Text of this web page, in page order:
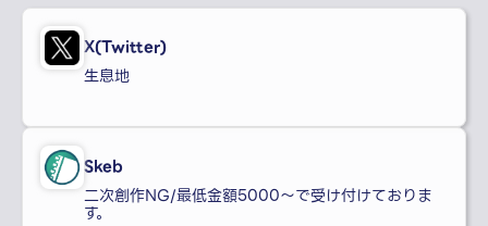
X(Twitter)
生息地
Skeb
二次創作NG/最低金額5000〜で受け付けておりま
す。